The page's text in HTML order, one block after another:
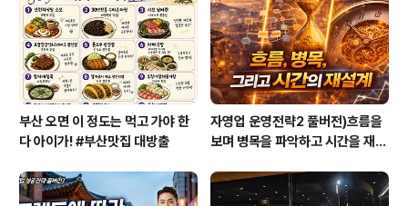
에 부모님 미국 보내드리고 11월에 인도 유학을 간다. (1년
정도 예정) 귀국 후 취직 (그럼..
부산 오면 이 정도는 먹고 가야 한
다 아이가! #부산맛집 대방출
자영업 운영전략2 풀버전)흐름을
보며 병목을 파악하고 시간을 재설